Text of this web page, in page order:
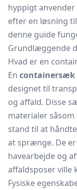
hyppigt
efter en løsning
denne guide
Grundlæggende
Hvad er en
En containersæk
designet til
og affald. Disse
materialer
stand til at
at sprænge. De
havearbejde og
affaldsposerville
Fysiske